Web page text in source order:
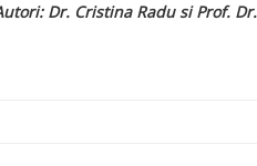
Dr. Cristina Radu si Prof.